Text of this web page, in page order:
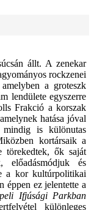
állt. A zenekar
rockzenei
a groteszk
lendülete egyszerre
Frakció a korszak
hatása jóval
mindig is különutas
kortársaik a
törekedtek, ők saját
előadásmódjuk és
a kor kultúrpolitikai
éppen ez jelentette a
Ifjúsági Parkban
különleges